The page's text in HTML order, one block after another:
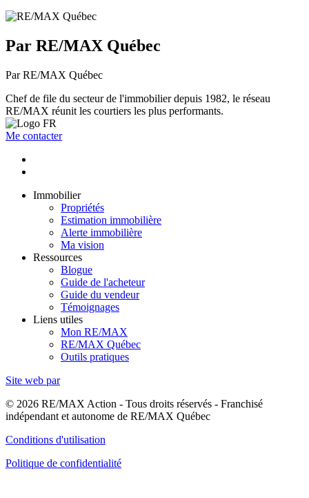
Par RE/MAX Québec
Par RE/MAX Québec
Chef de file du secteur de l'immobilier depuis 1982, le réseau
RE/MAX réunit les courtiers les plus performants.
Me contacter
Immobilier
Propriétés
Estimation immobilière
Alerte immobilière
Ma vision
Ressources
Blogue
Guide de l'acheteur
Guide du vendeur
Témoignages
Liens utiles
Mon RE/MAX
RE/MAX Québec
Outils pratiques
Site web par
© 2026 RE/MAX Action - Tous droits réservés - Franchisé
indépendant et autonome de RE/MAX Québec
Conditions d'utilisation
Politique de confidentialité